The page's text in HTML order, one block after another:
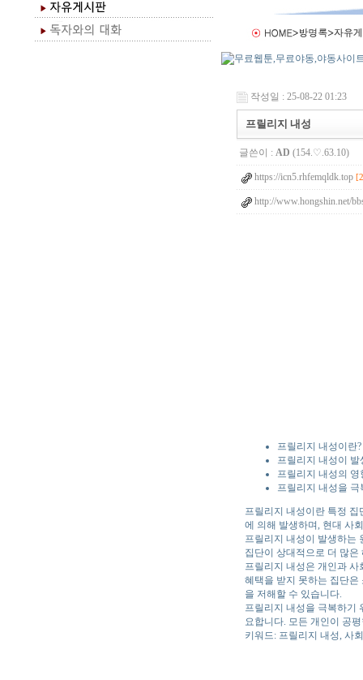
작성일 : 25-08-22 01:23
프릴리지 내성
글쓴이 : AD (154.♡.63.10)
https://icn5.rhfemqldk.top
http://www.hongshin.net/
프릴리지 내성이란?
프릴리지 내성이 발
프릴리지 내성의 영
프릴리지 내성을
프릴리지 내성이란 특정
에 의해 발생하며, 현대 사
프릴리지 내성이 발생하는
집단이 상대적으로 더 많
프릴리지 내성은 개인과
혜택을 받지 못하는 집단
을 저해할 수 있습니다.
프릴리지 내성을 극복하기
요합니다. 모든 개인이 공
키워드: 프릴리지 내성, 사